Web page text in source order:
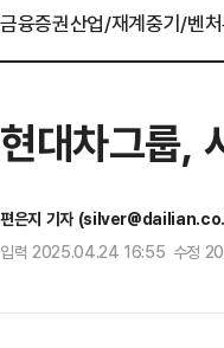
금융증권산업/재계중기/벤처
현대차그룹,
편은지 기자
입력 2025.04.24 16:55 수정